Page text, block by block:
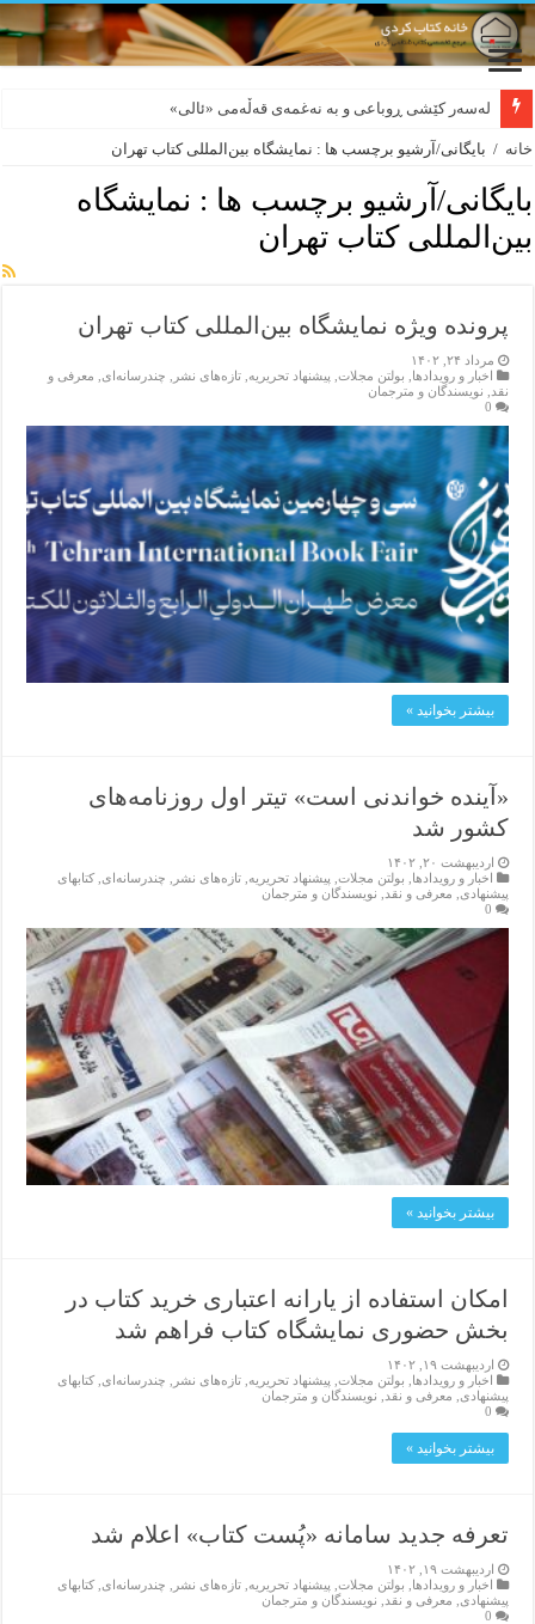
لەسەر کێشی ڕوباعی و به نەغمەی قەڵەمی «ئالی»
بورجە بێ دەلاقەکان نازانن دەرەوە چەند شەممەیە!
خانه / بایگانی/آرشیو برچسب ها : نمایشگاه بین‌المللی کتاب تهران
بایگانی/آرشیو برچسب ها : نمایشگاه
بین‌المللی کتاب تهران
پرونده ویژه نمایشگاه بین‌المللی کتاب تهران
مرداد ۲۴, ۱۴۰۲
اخبار و رویدادها
بولتن مجلات پیشنهاد تحریریه ,تازەهای نشر چندرسانه‌ای
معرفی و
نقد
نویسندگان و مترجمان
0
بیشتر بخوانید »
«آینده خواندنی است» تیتر اول روزنامه‌های
کشور شد
اردیبهشت ۲۰, ۱۴۰۲
اخبار و رویدادها
بولتن مجلات پیشنهاد تحریریه ,تازەهای نشر چندرسانه‌ای ,کتابهای
پیشنهادی
معرفی و نقد
نویسندگان و مترجمان
0
بیشتر بخوانید »
امکان استفاده از یارانه اعتباری خرید کتاب در
بخش حضوری نمایشگاه کتاب فراهم شد
اردیبهشت ۱۹, ۱۴۰۲
اخبار و رویدادها
بولتن مجلات پیشنهاد تحریریه ,تازەهای نشر چندرسانه‌ای ,کتابهای
پیشنهادی
معرفی و نقد
نویسندگان و مترجمان
0
بیشتر بخوانید »
تعرفه جدید سامانه «پُست کتاب» اعلام شد
اردیبهشت ۱۹, ۱۴۰۲
اخبار و رویدادها
بولتن مجلات پیشنهاد تحریریه ,تازەهای نشر چندرسانه‌ای ,کتابهای
پیشنهادی
معرفی و نقد
نویسندگان و مترجمان
0